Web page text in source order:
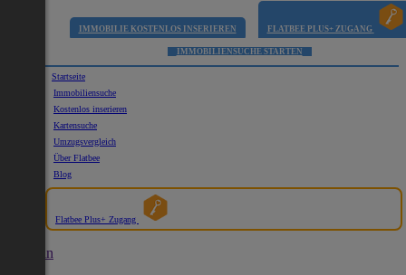
IMMOBILIE KOSTENLOS INSERIEREN FLATBEE PLUS+ ZUGANG
IMMOBILIENSUCHE STARTEN
Startseite
Immobiliensuche
Kostenlos inserieren
Kartensuche
Umzugsvergleich
Über Flatbee
Blog
Flatbee Plus+ Zugang
German